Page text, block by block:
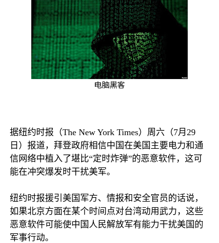
电脑黑客
据纽约时报（The New York Times）周六（7月 29
日）报道，拜登政府相信中国在美国主要电力和通
信网络中植入了堪比“定时炸弹”的恶意软件，这可
能在冲突爆发时干扰美军。
纽约时报援引美国军方、情报和安全官员的话说，
如果北京方面在某个时间点对台湾动用武力，这些
恶意软件可能使中国人民解放军有能力干扰美国的
军事行动。